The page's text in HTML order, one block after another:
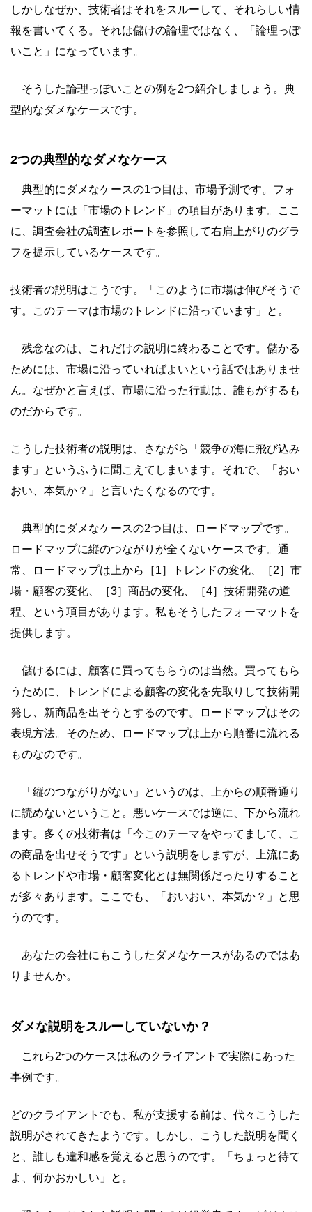
しかしなぜか、技術者はそれをスルーして、それらしい情
報を書いてくる。それは儲けの論理ではなく、「論理っぽ
いこと」になっています。
そうした論理っぽいことの例を2つ紹介しましょう。典
型的なダメなケースです。
2つの典型的なダメなケース
典型的にダメなケースの1つ目は、市場予測です。フォ
ーマットには「市場のトレンド」の項目があります。ここ
に、調査会社の調査レポートを参照して右肩上がりのグラ
フを提示しているケースです。
技術者の説明はこうです。「このように市場は伸びそうで
す。このテーマは市場のトレンドに沿っています」と。
残念なのは、これだけの説明に終わることです。儲かる
ためには、市場に沿っていればよいという話ではありませ
ん。なぜかと言えば、市場に沿った行動は、誰もがするも
のだからです。
こうした技術者の説明は、さながら「競争の海に飛び込み
ます」というふうに聞こえてしまいます。それで、「おい
おい、本気か？」と言いたくなるのです。
典型的にダメなケースの2つ目は、ロードマップです。
ロードマップに縦のつながりが全くないケースです。通
常、ロードマップは上から［1］トレンドの変化、［2］市
場・顧客の変化、［3］商品の変化、［4］技術開発の道
程、という項目があります。私もそうしたフォーマットを
提供します。
儲けるには、顧客に買ってもらうのは当然。買ってもら
うために、トレンドによる顧客の変化を先取りして技術開
発し、新商品を出そうとするのです。ロードマップはその
表現方法。そのため、ロードマップは上から順番に流れる
ものなのです。
「縦のつながりがない」というのは、上からの順番通り
に読めないということ。悪いケースでは逆に、下から流れ
ます。多くの技術者は「今このテーマをやってまして、こ
の商品を出せそうです」という説明をしますが、上流にあ
るトレンドや市場・顧客変化とは無関係だったりすること
が多々あります。ここでも、「おいおい、本気か？」と思
うのです。
あなたの会社にもこうしたダメなケースがあるのではあ
りませんか。
ダメな説明をスルーしていないか？
これら2つのケースは私のクライアントで実際にあった
事例です。
どのクライアントでも、私が支援する前は、代々こうした
説明がされてきたようです。しかし、こうした説明を聞く
と、誰しも違和感を覚えると思うのです。「ちょっと待て
よ、何かおかしい」と。